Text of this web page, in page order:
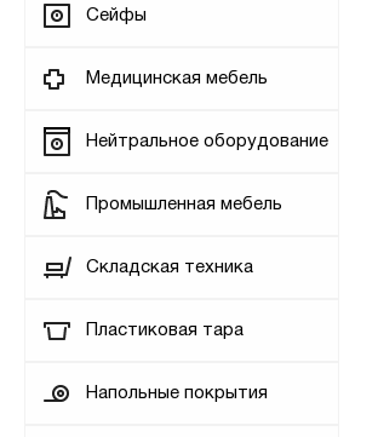
Сейфы
Медицинская мебель
Нейтральное оборудование
Промышленная мебель
Складская техника
Пластиковая тара
Напольные покрытия